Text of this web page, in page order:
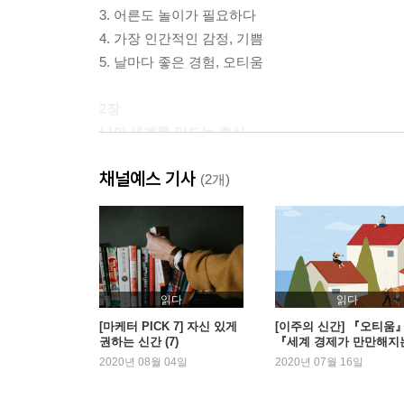
3. 어른도 놀이가 필요하다
4. 가장 인간적인 감정, 기쁨
5. 날마다 좋은 경험, 오티움
나의 세계를 만드는 휴식
1. 삶은 새롭게 창조되어야 한다
2. 외부에서 내부로 의식의 전환
3. 나라고 왜 원하는 삶을 살지 못한다는 말인가
4. 나만의 취향을 만들다
5. 최고의 나를 만나는 시간, 오티움
3장
나만의 오티움을 찾는 방법
채널예스 기사 (2개)
읽다
[마케터 PICK 7] 자신 있게
권하는 신간 (7)
2020년 08월 04일
읽다
[이주의 신간] 『오티움
『세계 경제가 만만해지
책』 외
2020년 07월 16일